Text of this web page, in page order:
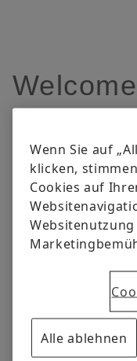
Please
Please find
company, our
relations,
Wenn Sie auf
klicken,
Cookies auf
Alle ablehnen